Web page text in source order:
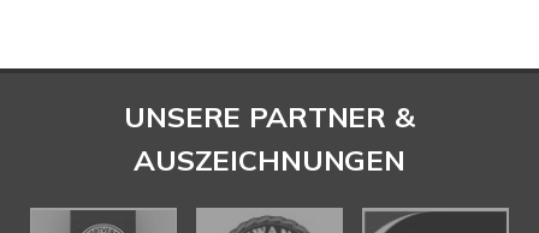
UNSERE PARTNER &
AUSZEICHNUNGEN